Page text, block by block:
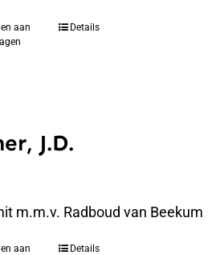
aan
Details
J.D.
m.m.v. Radboud van Beekum
aan
Details